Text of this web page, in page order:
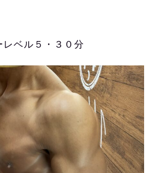
レベル５・３０分